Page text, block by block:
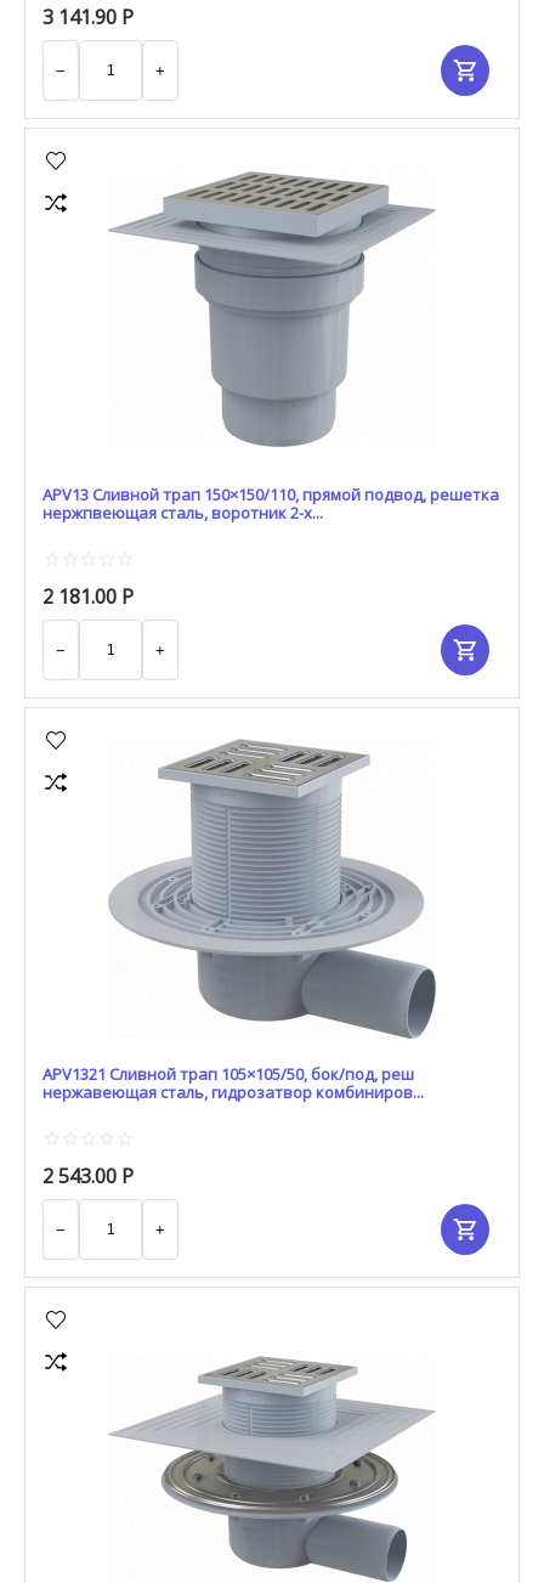
3 141.90 Р
+
−
APV13 Сливной трап 150×150/110, прямой подвод, решетка
нержпвеющая сталь, воротник 2-х...
2 181.00 Р
+
−
APV1321 Сливной трап 105×105/50, бок/под, реш
нержавеющая сталь, гидрозатвор комбиниров...
2 543.00 Р
+
−